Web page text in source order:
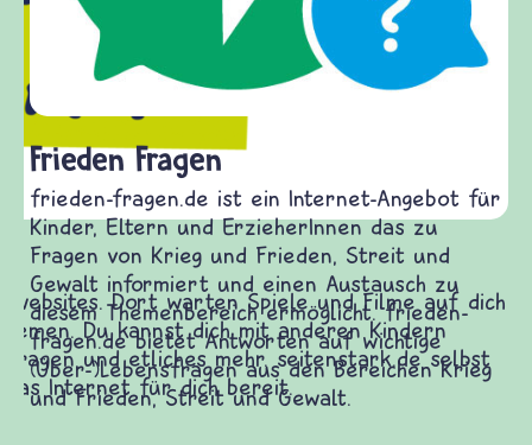
Frieden Fragen
frieden-fragen.de ist ein Internet-Angebot für
Kinder, Eltern und ErzieherInnen das zu
Fragen von Krieg und Frieden, Streit und
Gewalt informiert und einen Austausch zu
diesem Themenbereich ermöglicht. frieden-
fragen.de bietet Antworten auf wichtige
(Über-)Lebensfragen aus den Bereichen Krieg
und Frieden, Streit und Gewalt.